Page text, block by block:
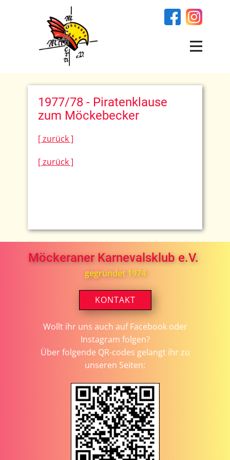
1977/78 - Piratenklause
zum Möckebecker
[ zurück ]
[ zurück ]
Möckeraner Karnevalsklub e.V.
gegründet 1974
KONTAKT
Wollt ihr uns auch auf Facebook oder
Instagram folgen?
Über folgende QR-codes gelangt ihr zu
unseren Seiten: